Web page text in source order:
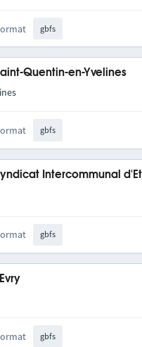
gbfs
Quentin-en-Yvelines
gbfs
Intercommunal
gbfs
gbfs